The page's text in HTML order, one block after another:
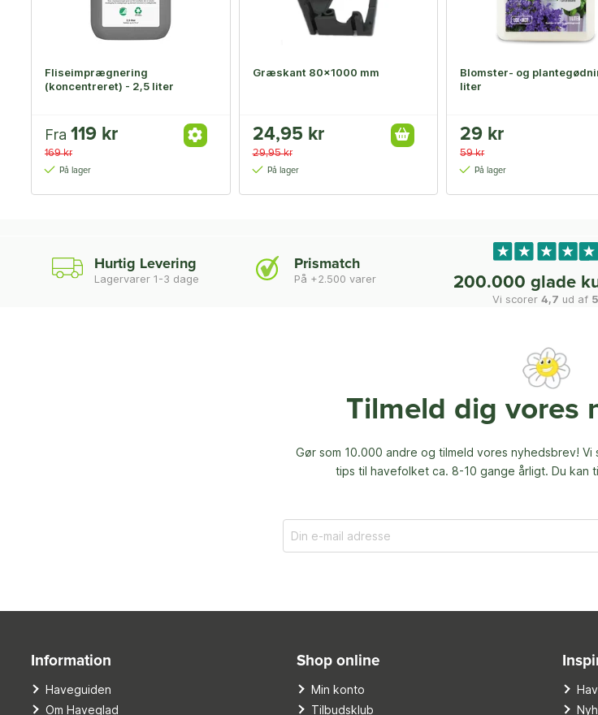
Fliseimprægnering
(koncentreret) - 2,5 liter
Fra 119 kr
169 kr
På lager
Græskant 80x1000 mm
24,95 kr
29,95 kr
På lager
Blomster- og
liter
29 kr
59 kr
På lager
Hurtig Levering
Lagervarer 1-3 dage
Prismatch
På +2.500 varer 200.000 glade
Vi scorer4,7 ud af 5
Tilmeld dig vores
Gør som 10.000 andre og tilmeld vores nyhedsbrev!
tips til havefolket ca. 8-10 gange årligt. Du kan
Information
Haveguiden
Om Haveglad
Shop online
Min konto
Tilbudsklub